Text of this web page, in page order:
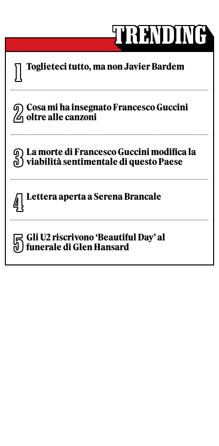
Toglieteci tutto, ma non Javier Bardem
Cosa mi ha insegnato Francesco Guccini
oltre alle canzoni
La morte di Francesco Guccini modifica la
viabilità sentimentale di questo Paese
Lettera aperta a Serena Brancale
Gli U2 riscrivono ‘Beautiful Day’ al
funerale di Glen Hansard